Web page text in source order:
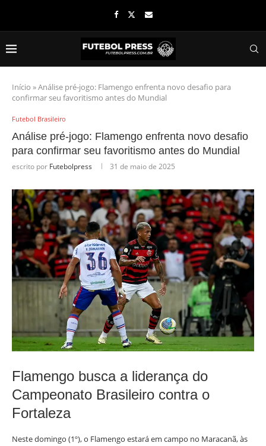
Início »Análise pré-jogo: Flamengo enfrenta novo desafio para
confirmar seu favoritismo antes do Mundial
Futebol Brasileiro
Análise pré-jogo: Flamengo enfrenta novo desafio
para confirmar seu favoritismo antes do Mundial
escrito por Futebolpress 31 de maio de 2025
Flamengo busca a liderança do
Campeonato Brasileiro contra o
Fortaleza
Neste domingo (1º), o Flamengo estará em campo no Maracanã, às